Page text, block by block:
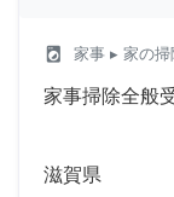
local_laundry_service 家事 ▸ 家の掃
家事掃除全般
滋賀県